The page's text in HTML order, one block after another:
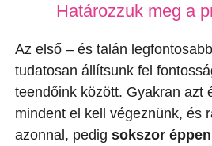
Határozzuk meg a
Az első – és talán
tudatosan állítsunk fel
teendőink között. Gyakran azt
mindent el kell végeznünk, és
azonnal, pedig sokszor